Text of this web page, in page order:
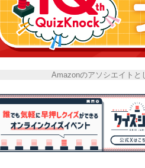
Amazonのアソシエイトと